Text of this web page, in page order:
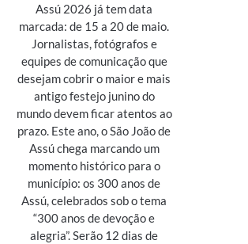
Assú 2026 já tem data
marcada: de 15 a 20 de maio.
Jornalistas, fotógrafos e
equipes de comunicação que
desejam cobrir o maior e mais
antigo festejo junino do
mundo devem ficar atentos ao
prazo. Este ano, o São João de
Assú chega marcando um
momento histórico para o
município: os 300 anos de
Assú, celebrados sob o tema
“300 anos de devoção e
alegria”. Serão 12 dias de